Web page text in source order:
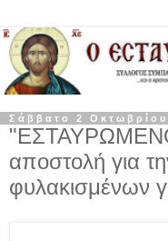
Σάββατο 2 Οκτωβρίου
αποστολή για
φυλακισμένων